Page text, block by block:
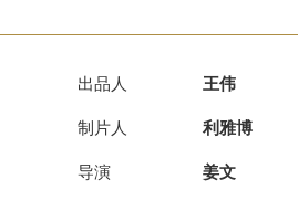
出品人 王伟
制片人 利雅博
导演 姜文